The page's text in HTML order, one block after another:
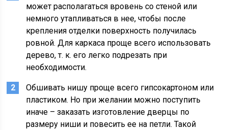
может располагаться вровень со стеной или
немного утапливаться в нее, чтобы после
крепления отделки поверхность получилась
ровной. Для каркаса проще всего использовать
дерево, т. к. его легко подрезать при
необходимости.
Обшивать нишу проще всего гипсокартоном или
пластиком. Но при желании можно поступить
иначе – заказать изготовление дверцы по
размеру ниши и повесить ее на петли. Такой